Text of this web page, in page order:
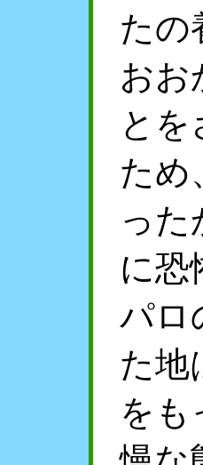
たの
おお
と
ため
った
に恐
パロ
た地
をも